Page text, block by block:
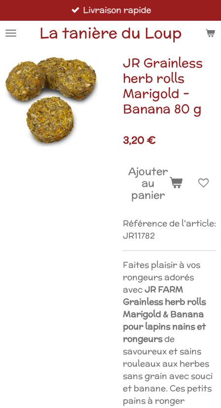
au
contenu
La tanière du Loup
Livraison rapide
JR Grainless
herb rolls
Marigold -
Banana 80 g
3,20 €
Ajouter
au
panier
Référence de l'article:
JR11782
Faites plaisir à vos
rongeurs adorés
avecJR FARM
Grainless herb rolls
Marigold & Banana
pour lapins nains et
rongeursde
savoureux et sains
rouleaux aux herbes
sans grain avec souci
et banane. Ces petits
pains à ronger